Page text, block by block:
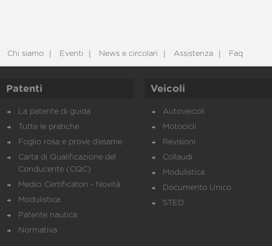
Chi siamo Eventi News e circolari Assistenza Faq
Patenti
La patente di guida
Tutte le pratiche
Foglio rosa e prove d’esame
Carta di Qualificazione del
Conducente (CQC)
Medici Certificatori - Novità
Modulistica
Patente nautica
Normativa
Veicoli
Autoveicoli
Motocicli
Revisioni
Collaudi
Modulistica
Documento Unico
STED